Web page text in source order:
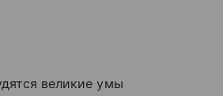
великие умы